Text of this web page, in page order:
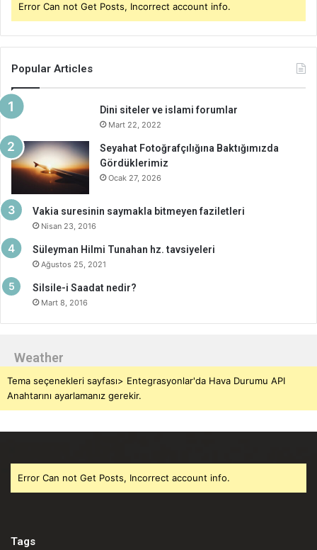
Error Can not Get Posts, Incorrect account info.
Popular Articles
Dini siteler ve islami forumlar
Mart 22, 2022
Seyahat Fotoğrafçılığına Baktığımızda
Gördüklerimiz
Ocak 27, 2026
Vakia suresinin saymakla bitmeyen faziletleri
Nisan 23, 2016
Süleyman Hilmi Tunahan hz. tavsiyeleri
Ağustos 25, 2021
Silsile-i Saadat nedir?
Mart 8, 2016
Weather
Tema seçenekleri sayfası> Entegrasyonlar'da Hava Durumu API
Anahtarını ayarlamanız gerekir.
Error Can not Get Posts, Incorrect account info.
Tags